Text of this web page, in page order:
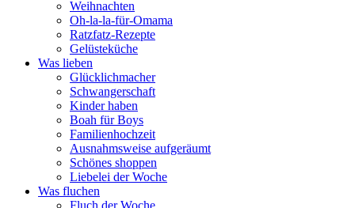
Weihnachten
Oh-la-la-für-Omama
Ratzfatz-Rezepte
Gelüsteküche
Was lieben
Glücklichmacher
Schwangerschaft
Kinder haben
Boah für Boys
Familienhochzeit
Ausnahmsweise aufgeräumt
Schönes shoppen
Liebelei der Woche
Was fluchen
Fluch der Woche